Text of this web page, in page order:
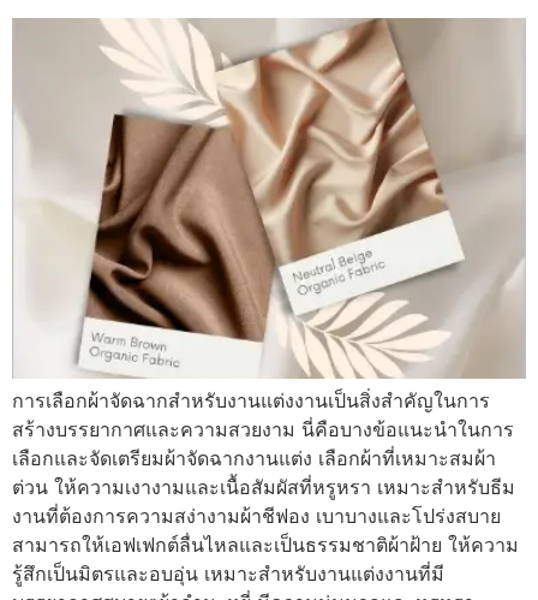
การเลือกผ้าจัดฉากสำหรับงานแต่งงานเป็นสิ่งสำคัญในการ
สร้างบรรยากาศและความสวยงาม นี่คือบางข้อแนะนำในการ
เลือกและจัดเตรียมผ้าจัดฉากงานแต่ง เลือกผ้าที่เหมาะสมผ้า
ต่วน ให้ความเงางามและเนื้อสัมผัสที่หรูหรา เหมาะสำหรับธีม
งานที่ต้องการความสง่างามผ้าชีฟอง เบาบางและโปร่งสบาย
สามารถให้เอฟเฟกต์ลื่นไหลและเป็นธรรมชาติผ้าฝ้าย ให้ความ
รู้สึกเป็นมิตรและอบอุ่น เหมาะสำหรับงานแต่งงานที่มี